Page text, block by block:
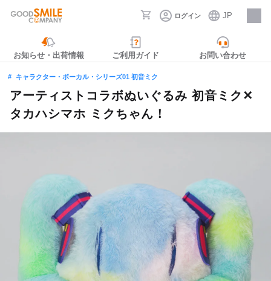
ログイン JP
採用情報
お知らせ・出荷情報 ご利用ガイド お問い合わせ
キャラクター・ボーカル・シリーズ01 初音ミク
アーティストコラボぬいぐるみ 初音ミク✕
タカハシマホ ミクちゃん！